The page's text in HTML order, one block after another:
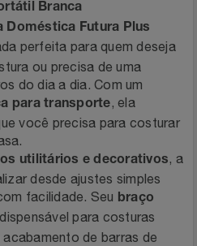
Branca
Doméstica Futura Plus
perfeita para quem deseja
ou precisa de uma
do dia a dia. Com um
para transporte, ela
você precisa para costurar
utilitários e decorativos, a
desde ajustes simples
facilidade. Seu braço
para costuras
de barras de